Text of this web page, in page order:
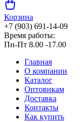
Корзина
+7 (903) 691-14-09
Время работы:
Пн-Пт 8.00 -17.00
Главная
О компании
Каталог
Оптовикам
Доставка
Контакты
Как купить